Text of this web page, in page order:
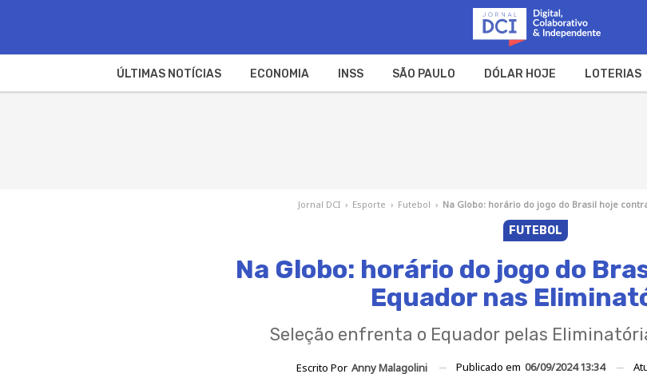
ÚLTIMAS NOTÍCIAS ECONOMIA INSS SÃO PAULO DÓLAR HOJE LOTERIAS
Jornal DCI › Esporte › Futebol › Na Globo: horário do jogo do Brasil hoje
FUTEBOL
Na Globo: horário do jogo do
Equador nas
Seleção enfrenta o Equador pelas
Escrito Por Anny Malagolini Publicado em 06/09/2024 13:34